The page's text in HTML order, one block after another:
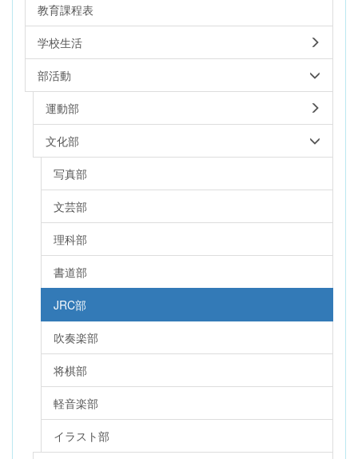
教育課程表
学校生活
部活動
運動部
文化部
写真部
文芸部
理科部
書道部
JRC部
吹奏楽部
将棋部
軽音楽部
イラスト部